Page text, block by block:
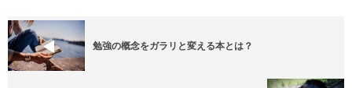
勉強の概念をガラリと変える本とは？